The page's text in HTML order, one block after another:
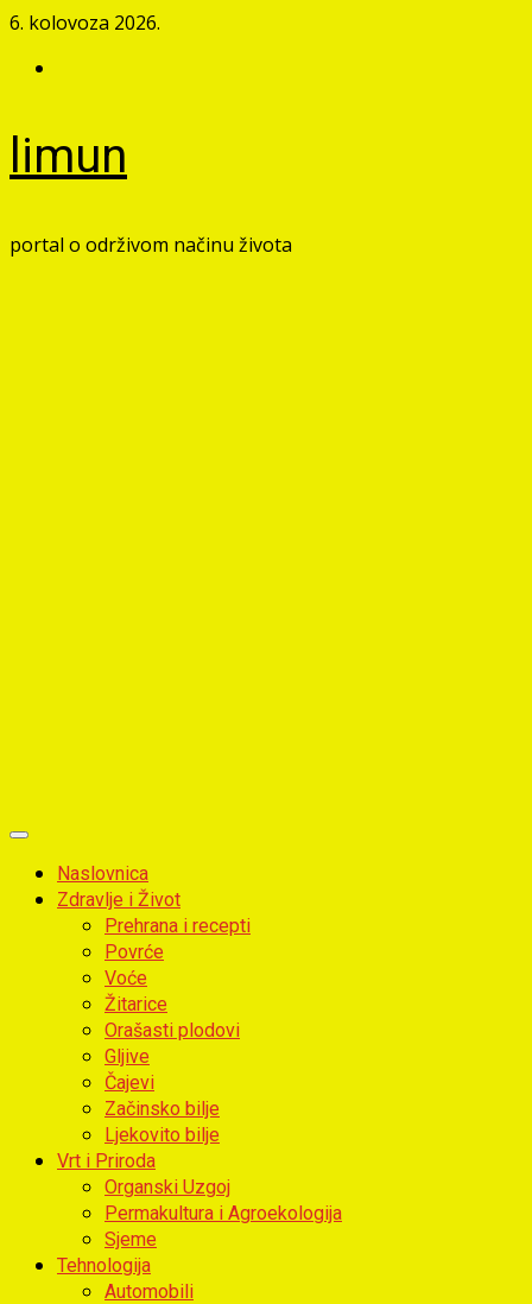
Skip
content
6. kolovoza 2026.
limun
portal o održivom načinu života
Primary
MenuNaslovnica
Zdravlje i Život
Prehrana i recepti
Povrće
Voće
Žitarice
Orašasti plodovi
Gljive
Čajevi
Začinsko bilje
Ljekovito bilje
Vrt i Priroda
Organski Uzgoj
Permakultura i Agroekologija
Sjeme
Tehnologija
Automobili